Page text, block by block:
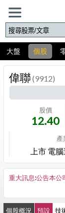
大盤 個股
偉聯(9912)
股價
12.40
產
上市 電
重大訊息:公告本公
個股概況 預設 技